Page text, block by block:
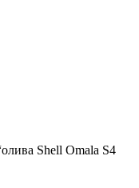
Shell Omala S4